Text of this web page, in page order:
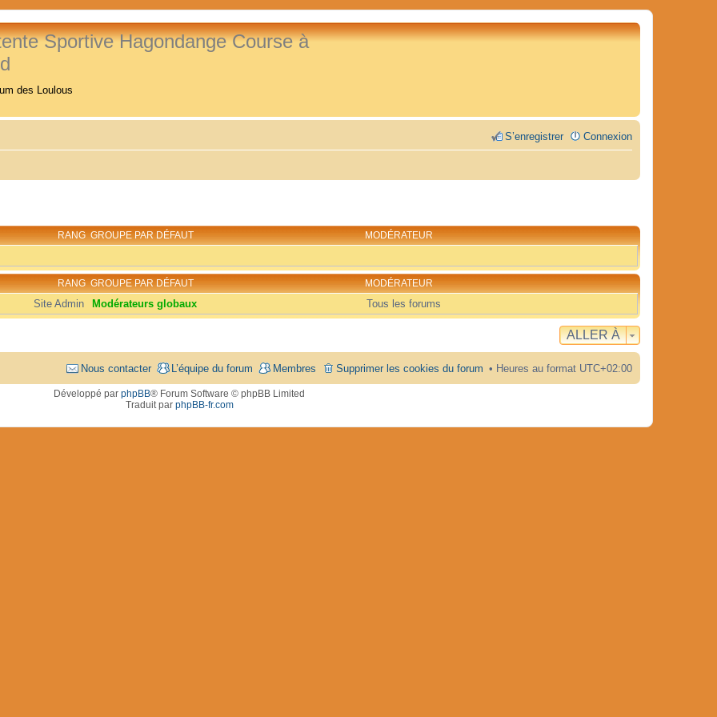
Sportive Hagondange Course à
des Loulous
Connexion
S’enregistrer
RANG GROUPE PAR DÉFAUT MODÉRATEUR
RANG GROUPE PAR DÉFAUT MODÉRATEUR
Site Admin Modérateurs globaux Tous les forums
ALLER À
Heures au format UTC+02:00
Supprimer les cookies du forum
Membres
L’équipe du forum
Nous contacter
Développé par phpBB® Forum Software © phpBB Limited
Traduit par phpBB-fr.com